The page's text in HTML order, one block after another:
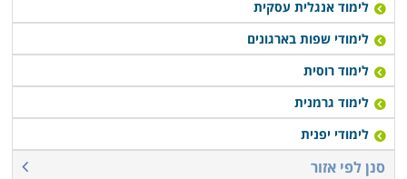
לימוד אנגלית עסקית
לימודי שפות בארגונים
לימוד רוסית
לימוד גרמנית
לימודי יפנית
סנן לפי אזור